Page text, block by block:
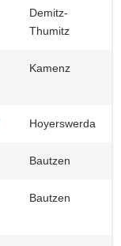
Demitz-
Thumitz
Kamenz
Hoyerswerda
Bautzen
Bautzen